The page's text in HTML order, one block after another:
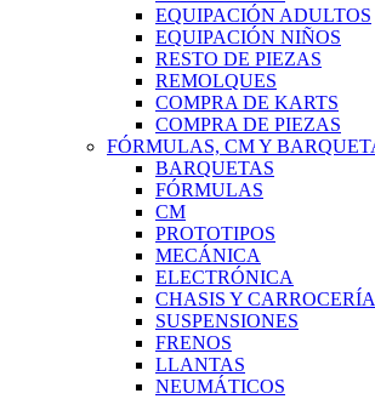
EQUIPACIÓN ADULTOS
EQUIPACIÓN NIÑOS
RESTO DE PIEZAS
REMOLQUES
COMPRA DE KARTS
COMPRA DE PIEZAS
FÓRMULAS, CM Y
BARQUETAS
FÓRMULAS
CM
PROTOTIPOS
MECÁNICA
ELECTRÓNICA
CHASIS Y CARROCERÍA
SUSPENSIONES
FRENOS
LLANTAS
NEUMÁTICOS